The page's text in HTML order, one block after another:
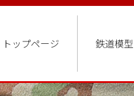
トップページ 鉄道模型